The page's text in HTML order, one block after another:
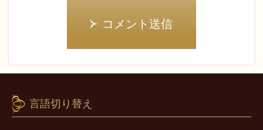
コメント送信
言語切り替え